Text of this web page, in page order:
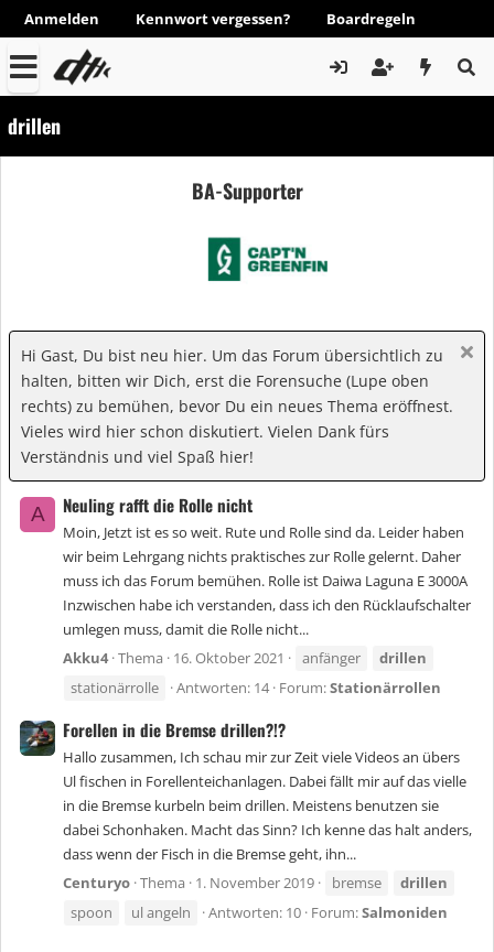
Anmelden Kennwort vergessen? Boardregeln
drillen
BA-Supporter
Hi Gast, Du bist neu hier. Um das Forum übersichtlich zu
halten, bitten wir Dich, erst die Forensuche (Lupe oben
rechts) zu bemühen, bevor Du ein neues Thema eröffnest.
Vieles wird hier schon diskutiert. Vielen Dank fürs
Verständnis und viel Spaß hier!
A Neuling rafft die Rolle nicht
Moin, Jetzt ist es so weit. Rute und Rolle sind da. Leider haben
wir beim Lehrgang nichts praktisches zur Rolle gelernt. Daher
muss ich das Forum bemühen. Rolle ist Daiwa Laguna E 3000A
Inzwischen habe ich verstanden, dass ich den Rücklaufschalter
umlegen muss, damit die Rolle nicht...
Akku4 Thema 16. Oktober 2021 anfänger
drillen
stationärrolle
Antworten: 14 Forum:Stationärrollen
Forellen in die Bremse drillen?!?
Hallo zusammen, Ich schau mir zur Zeit viele Videos an übers
Ul fischen in Forellenteichanlagen. Dabei fällt mir auf das vielle
in die Bremse kurbeln beim drillen. Meistens benutzen sie
dabei Schonhaken. Macht das Sinn? Ich kenne das halt anders,
dass wenn der Fisch in die Bremse geht, ihn...
Centuryo Thema 1. November 2019 bremse
drillen
spoon
ul angeln Antworten: 10 Forum:Salmoniden